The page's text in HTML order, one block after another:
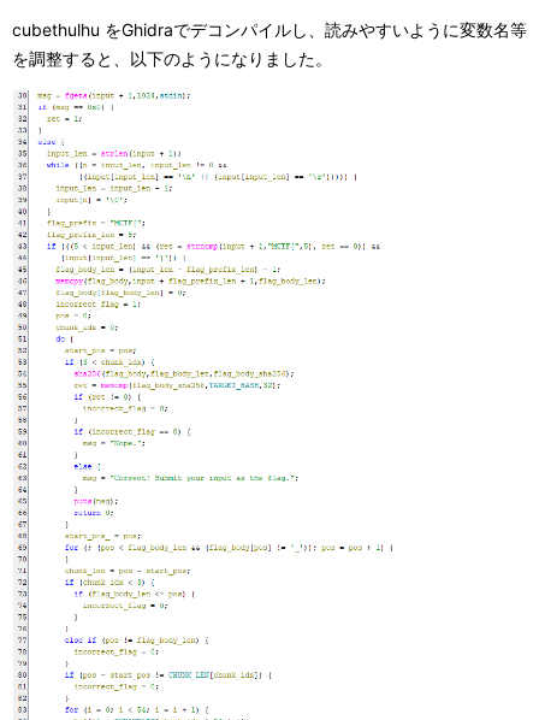
cubethulhu をGhidraでデコンパイルし、読みやすいように変数名等
を調整すると、以下のようになりました。